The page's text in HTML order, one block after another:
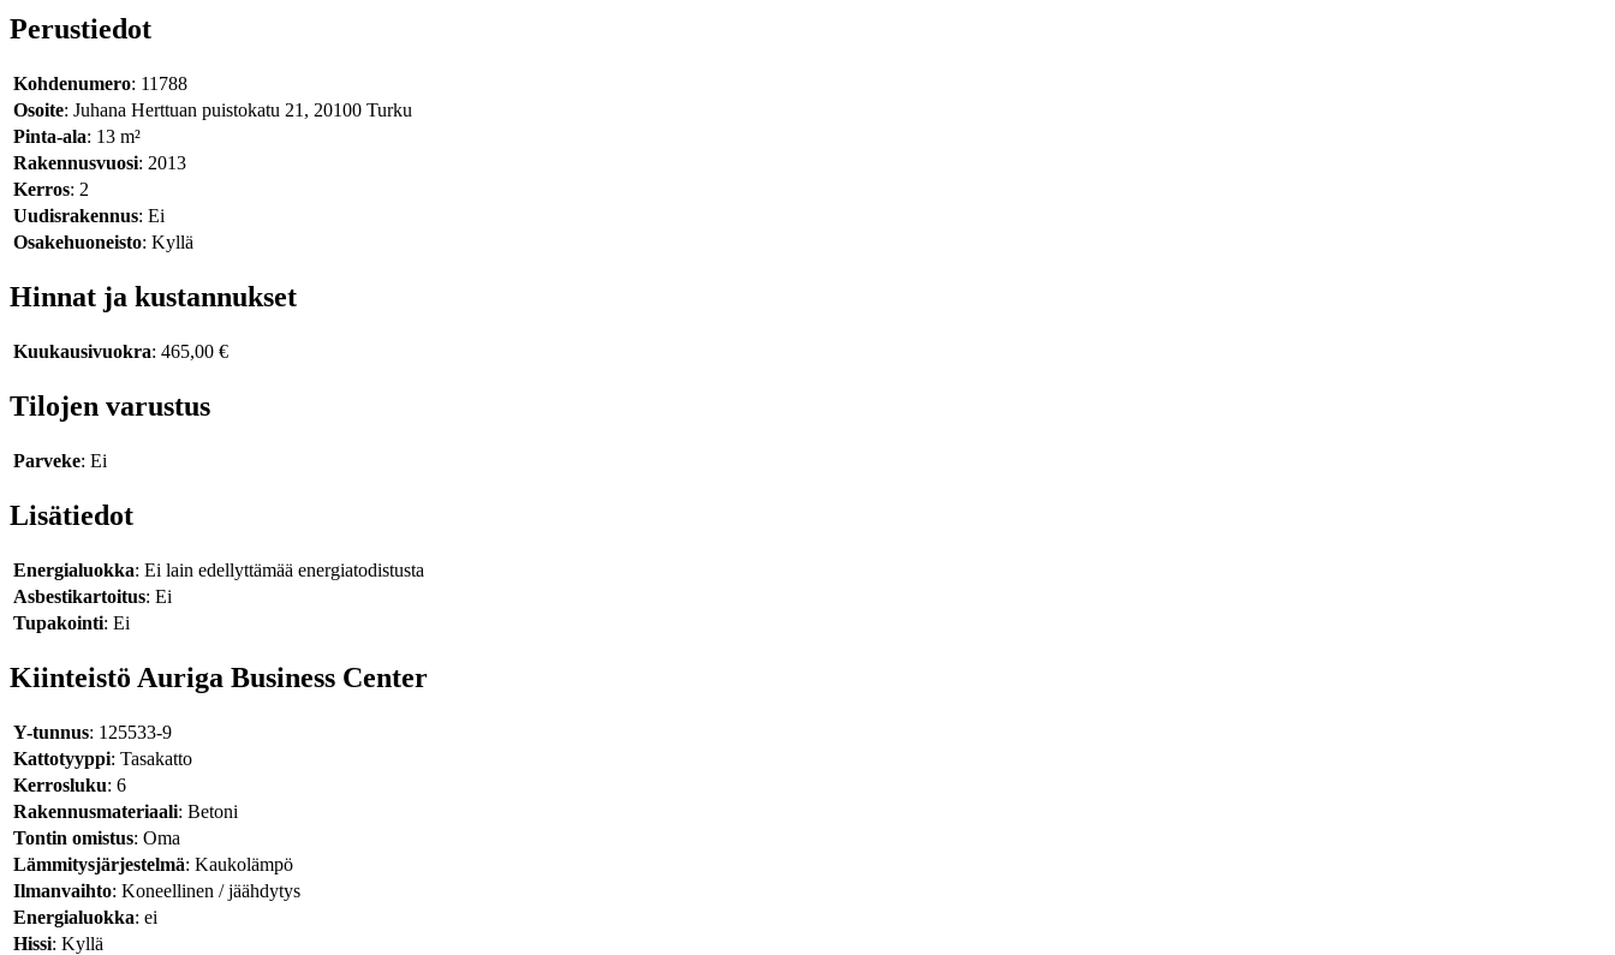
Perustiedot
Kohdenumero: 11788
Osoite: Juhana Herttuan puistokatu 21, 20100 Turku
Pinta-ala: 13 m²
Rakennusvuosi: 2013
Kerros: 2
Uudisrakennus: Ei
Osakehuoneisto: Kyllä
Hinnat ja kustannukset
Kuukausivuokra: 465,00 €
Tilojen varustus
Parveke: Ei
Lisätiedot
Energialuokka: Ei lain edellyttämää energiatodistusta
Asbestikartoitus: Ei
Tupakointi: Ei
Kiinteistö Auriga Business Center
Y-tunnus: 125533-9
Kattotyyppi: Tasakatto
Kerrosluku: 6
Rakennusmateriaali: Betoni
Tontin omistus: Oma
Lämmitysjärjestelmä: Kaukolämpö
Ilmanvaihto: Koneellinen / jäähdytys
Energialuokka: ei
Hissi: Kyllä